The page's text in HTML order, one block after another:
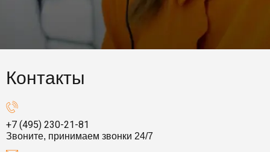
Контакты
+7 (495) 230-21-81
Звоните, принимаем звонки 24/7